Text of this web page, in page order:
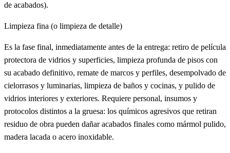
de acabados).
Limpieza fina (o limpieza de detalle)
Es la fase final, inmediatamente antes de la entrega: retiro de película
protectora de vidrios y superficies, limpieza profunda de pisos con
su acabado definitivo, remate de marcos y perfiles, desempolvado de
cielorrasos y luminarias, limpieza de baños y cocinas, y pulido de
vidrios interiores y exteriores. Requiere personal, insumos y
protocolos distintos a la gruesa: los químicos agresivos que retiran
residuo de obra pueden dañar acabados finales como mármol pulido,
madera lacada o acero inoxidable.